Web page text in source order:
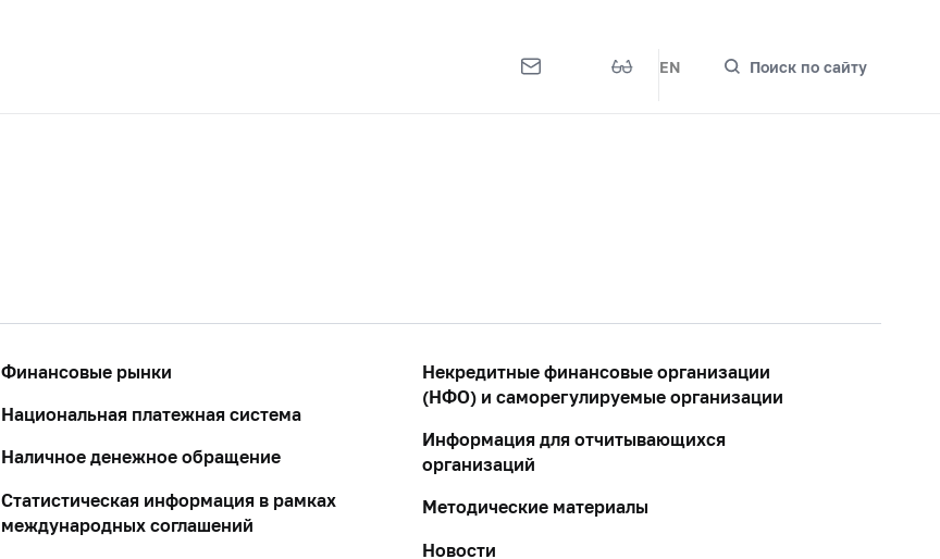
EN Поиск по сайту
Финансовые рынки
Национальная платежная система
Наличное денежное обращение
Статистическая информация в рамках
международных соглашений
Некредитные финансовые организации
(НФО) и саморегулируемые организации
Информация для отчитывающихся
организаций
Методические материалы
Новости